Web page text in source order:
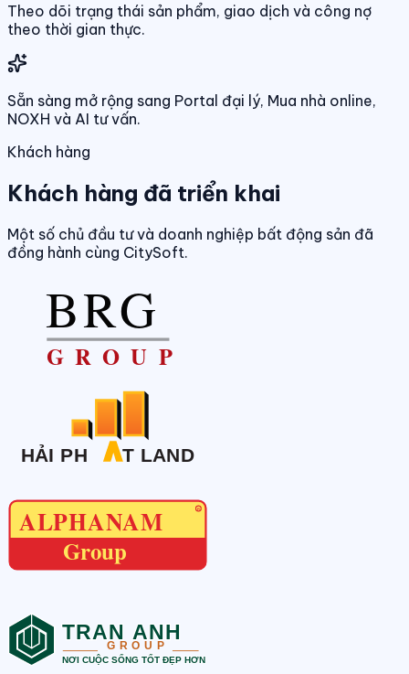
Theo dõi trạng thái sản phẩm, giao dịch và công nợ
theo thời gian thực.
Sẵn sàng mở rộng sang Portal đại lý, Mua nhà online,
NOXH và AI tư vấn.
Khách hàng
Khách hàng đã triển khai
Một số chủ đầu tư và doanh nghiệp bất động sản đã
đồng hành cùng CitySoft.